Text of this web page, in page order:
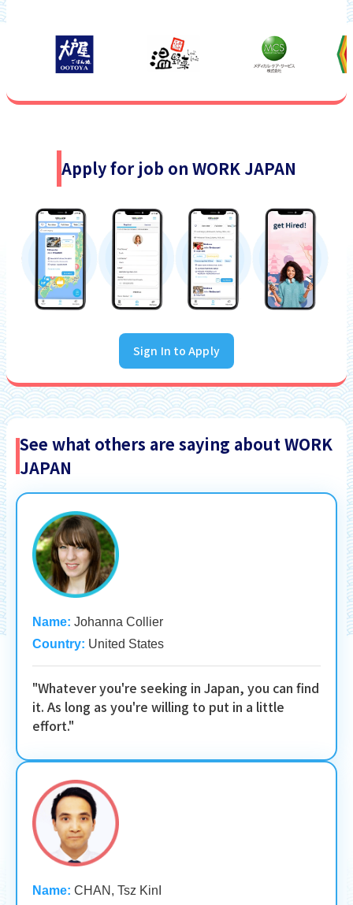
Apply for job on WORK JAPAN
Sign In to Apply
See what others are saying about WORK
JAPAN
Name: Johanna Collier
Country: United States
"Whatever you're seeking in Japan, you can find
it. As long as you're willing to put in a little
effort."
Name: CHAN, Tsz KinI